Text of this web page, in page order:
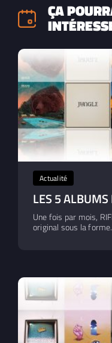
ÇA
Actualité
LES 5 ALBUMS
Une fois par mois,
original sous la